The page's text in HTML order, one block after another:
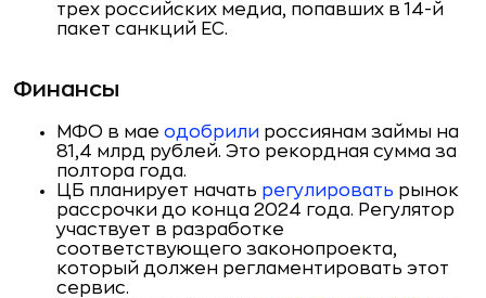
трех российских медиа, попавших в 14-й
пакет санкций ЕС.
Финансы
МФО в мае одобрили россиянам займы на
81,4 млрд рублей. Это рекордная сумма за
полтора года.
ЦБ планирует начать регулировать рынок
рассрочки до конца 2024 года. Регулятор
участвует в разработке
соответствующего законопроекта,
который должен регламентировать этот
сервис.